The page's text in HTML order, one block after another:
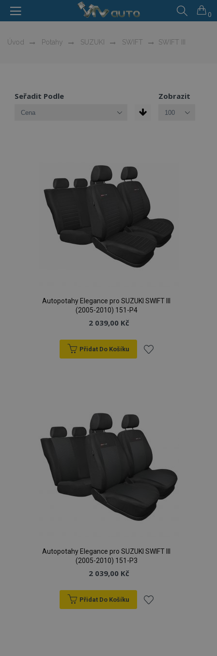
0
Úvod Potahy SUZUKI SWIFT SWIFT III
Seřadit Podle Zobrazit
Autopotahy Elegance pro SUZUKI SWIFT III
(2005-2010) 151-P4
2 039,00 Kč
Přidat Do Košíku
Autopotahy Elegance pro SUZUKI SWIFT III
(2005-2010) 151-P3
2 039,00 Kč
Přidat Do Košíku